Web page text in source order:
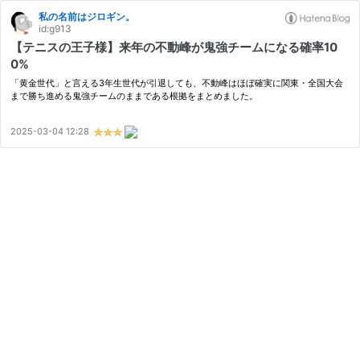
私の名前はジロギン。
id:g913
【テニスの王子様】来年の不動峰が鬼強チームになる確率10
0%
「黄金世代」と言える3年生世代が引退しても、不動峰はほぼ確実に関東・全国大会
まで勝ち進める鬼強チームのままである根拠をまとめました。
2025-03-04 12:28